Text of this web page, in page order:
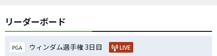
リーダーボード
PGA ウィンダム選手権 3日目 LIVE